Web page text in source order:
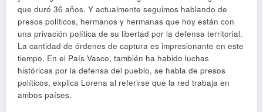
que duró 36 años. Y actualmente seguimos hablando de
presos políticos, hermanos y hermanas que hoy están con
una privación política de su libertad por la defensa territorial.
La cantidad de órdenes de captura es impresionante en este
tiempo. En el País Vasco, también ha habido luchas
históricas por la defensa del pueblo, se habla de presos
políticos, explica Lorena al referirse que la red trabaja en
ambos países.